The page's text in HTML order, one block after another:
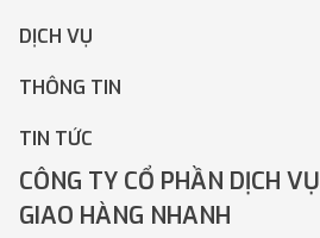
DỊCH VỤ
THÔNG TIN
TIN TỨC
CÔNG TY CỔ PHẦN DỊCH VỤ
GIAO HÀNG NHANH